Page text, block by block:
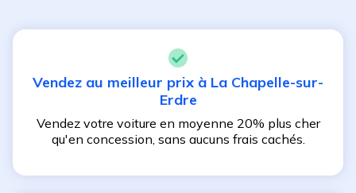
Vendez au meilleur prix à La Chapelle-sur-
Erdre
Vendez votre voiture en moyenne 20% plus cher
qu'en concession, sans aucuns frais cachés.